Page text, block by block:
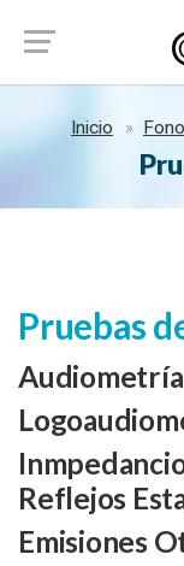
Inicio
Pruebas
Reflejos
Emisiones